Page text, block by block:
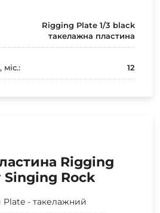
Rigging Plate 1/3 black
такелажна пластина
міс.: 12
Rigging
Rock
- такелажний